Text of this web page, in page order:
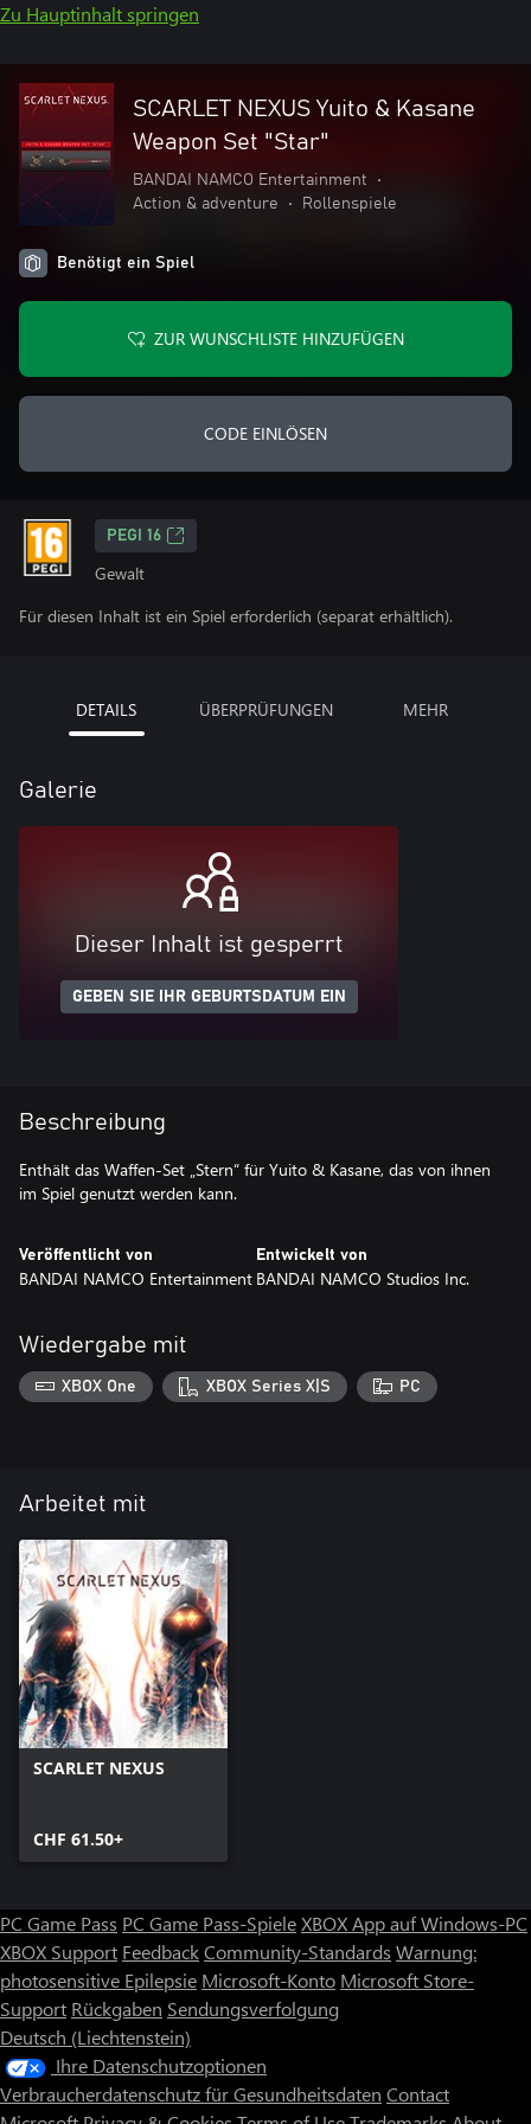
Zu Hauptinhalt springen
SCARLET NEXUS Yuito & Kasane
Weapon Set "Star"
BANDAI NAMCO Entertainment
•
Action & adventure
• Rollenspiele
Benötigt ein Spiel
ZUR WUNSCHLISTE HINZUFÜGEN
CODE EINLÖSEN
PEGI 16
Gewalt
Für diesen Inhalt ist ein Spiel erforderlich (separat erhältlich).
DETAILS ÜBERPRÜFUNGEN MEHR
Galerie
Dieser Inhalt ist gesperrt
GEBEN SIE IHR GEBURTSDATUM EIN
Beschreibung
Enthält das Waffen-Set „Stern“ für Yuito & Kasane, das von ihnen
im Spiel genutzt werden kann.
Veröffentlicht von
BANDAI NAMCO Entertainment
Entwickelt von
BANDAI NAMCO Studios Inc.
Wiedergabe mit
XBOX One XBOX Series X|S PC
Arbeitet mit
SCARLET NEXUS
CHF 61.50+
PC Game Pass PC Game Pass-SpieleXBOX App auf Windows-PC
XBOX Support FeedbackCommunity-Standards Warnung:
photosensitive Epilepsie Microsoft-Konto Microsoft Store-
Support Rückgaben Sendungsverfolgung
Deutsch (Liechtenstein)
Ihre Datenschutzoptionen
Verbraucherdatenschutz für Gesundheitsdaten Contact